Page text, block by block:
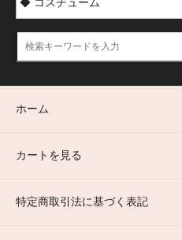
ホーム
カートを見る
特定商取引法に基づく表記